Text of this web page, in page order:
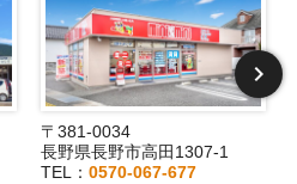
〒381-0034
長野県長野市高田1307-1
TEL： 0570-067-677